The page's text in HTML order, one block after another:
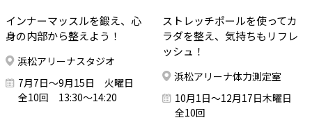
インナーマッスルを鍛え、心
身の内部から整えよう！
浜松アリーナスタジオ
7月7日～9月15日 火曜日
全10回 13:30～14:20
ストレッチポールを使ってカ
ラダを整え、気持ちもリフレ
ッシュ！
浜松アリーナ体力測定室
10月1日～12月17日木曜日
全10回